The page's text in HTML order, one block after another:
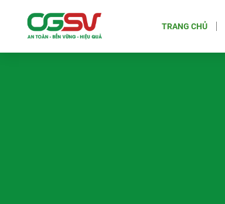
TRANG CHỦ